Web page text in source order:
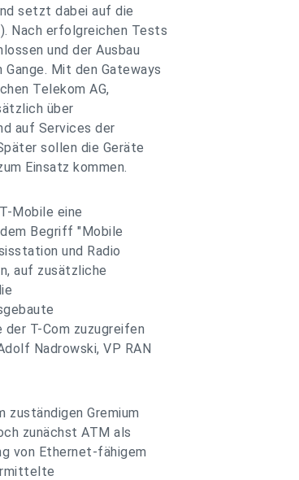
setzt dabei auf die
Nach erfolgreichen Tests
und der Ausbau
Mit den Gateways
Telekom AG,
über
auf Services der
sollen die Geräte
Einsatz kommen.
Mobile eine
Begriff "Mobile
und Radio
auf zusätzliche
T-Com zuzugreifen
Nadrowski, VP RAN
zuständigen Gremium
zunächst ATM als
von Ethernet-fähigem